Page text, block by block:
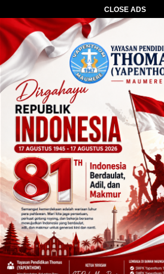
CLOSE ADS